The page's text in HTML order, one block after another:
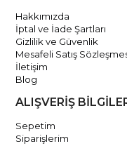
Hakkımızda
İptal ve İade Şartları
Gizlilik ve Güvenlik
Mesafeli Satış
İletişim
Blog
ALIŞVERİŞ
Sepetim
Siparişlerim